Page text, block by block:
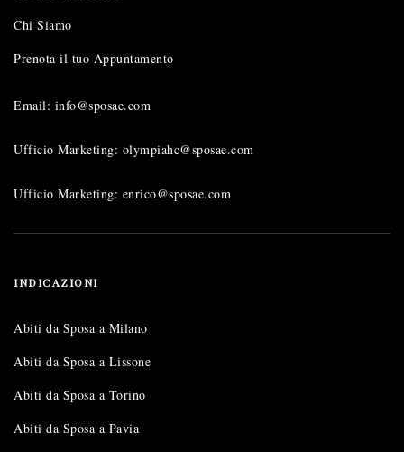
Chi Siamo
Prenota il tuo Appuntamento
Email: info@sposae.com
Ufficio Marketing: olympiahc@sposae.com
Ufficio Marketing: enrico@sposae.com
INDICAZIONI
Abiti da Sposa a Milano
Abiti da Sposa a Lissone
Abiti da Sposa a Torino
Abiti da Sposa a Pavia